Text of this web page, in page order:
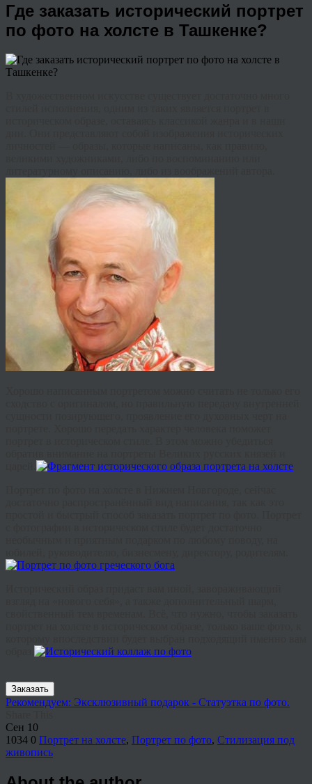
Где заказать исторический портрет
по фото на холсте в Ташкенке?
Заказать
Рекомендуем: Эксклюзивный подарок - Статуэтка по фото.
Сен 10
1034 0 Портрет на холсте, Портрет по фото, Стилизация под
живопись